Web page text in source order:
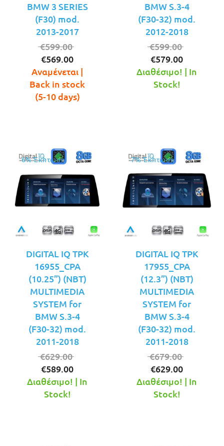
BMW 3 SERIES
(F30) mod.
2013-2017
€599.00
was:
€599.00.
€569.00
τρέχουσα
τιμή
είναι:
Αναμένεται |
Back in stock
(5-10 days)
BMW S.3-4
(F30-32) mod.
2012-2018
€599.00
was:
€579.00
τρέχουσα
Διαθέσιμο! | In
Stock!
6% Έκπτωση
DIGITAL IQ TPK
16955_CPA
(10.25”) (NBT)
MULTIMEDIA
SYSTEM for
BMW S.3-4
(F30-32) mod.
2011-2018
€629.00
was:
€589.00
τρέχουσα
Διαθέσιμο! | In
Stock!
7% Έκπτωση
DIGITAL IQ TPK
17955_CPA
(12.3”) (NBT)
MULTIMEDIA
SYSTEM for
BMW S.3-4
(F30-32) mod.
2011-2018
€679.00
was:
€629.00
τρέχουσα
Διαθέσιμο! | In
Stock!